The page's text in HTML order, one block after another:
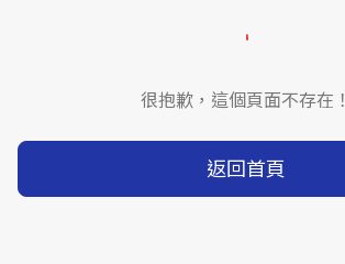
很抱歉，這個頁面不存在！
返回首頁